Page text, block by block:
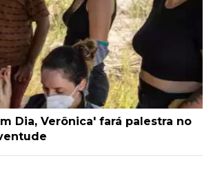
Dia, Verônica' fará palestra no